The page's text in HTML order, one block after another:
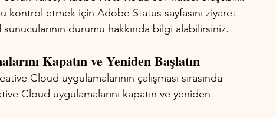
etmek için Adobe Status sayfasını ziyaret
durumu hakkında bilgi alabilirsiniz.
Kapatın ve Yeniden Başlatın
Cloud uygulamalarının çalışması sırasında
Cloud uygulamalarını kapatın ve yeniden